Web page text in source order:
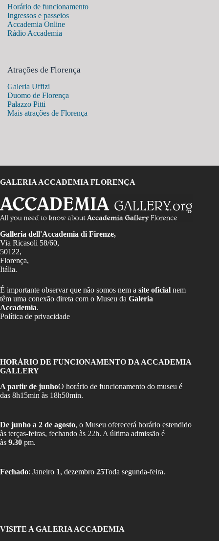
Horário de funcionamento
Ingressos e passeios
Accademia Online
Rádio Accademia
Atrações de Florença
Galeria Uffizi
Duomo de Florença
Palazzo Pitti
Mais atrações de Florença
GALERIA ACCADEMIA FLORENÇA
Galleria dell'Accademia di Firenze,
Via Ricasoli 58/60,
50122,
Florença,
Itália.
É importante observar que não somos nem a site oficial nem
têm uma conexão direta com o Museu da Galeria
Accademia.
Política de privacidade
HORÁRIO DE FUNCIONAMENTO DA ACCADEMIA
GALLERY
A partir de junhoO horário de funcionamento do museu é
das 8h15min às 18h50min.
De junho a 2 de agosto, o Museu oferecerá horário estendido
às terças-feiras, fechando às 22h. A última admissão é
às 9.30 pm.
Fechado: Janeiro 1, dezembro 25Toda segunda-feira.
VISITE A GALERIA ACCADEMIA